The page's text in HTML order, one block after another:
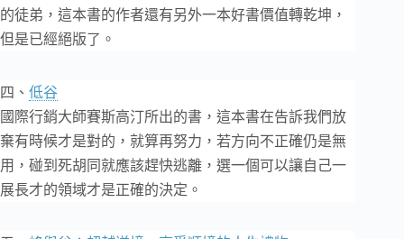
的徒弟，這本書的作者還有另外一本好書價值轉乾坤，
但是已經絕版了。
四、 低谷
國際行銷大師賽斯高汀所出的書，這本書在告訴我們放
棄有時候才是對的，就算再努力，若方向不正確仍是無
用，碰到死胡同就應該趕快逃離，選一個可以讓自己一
展長才的領域才是正確的決定。